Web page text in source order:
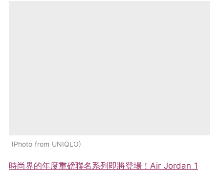
Photo from UNIQLO
時尚界的年度重磅聯名系列即將登場！Air Jordan 1